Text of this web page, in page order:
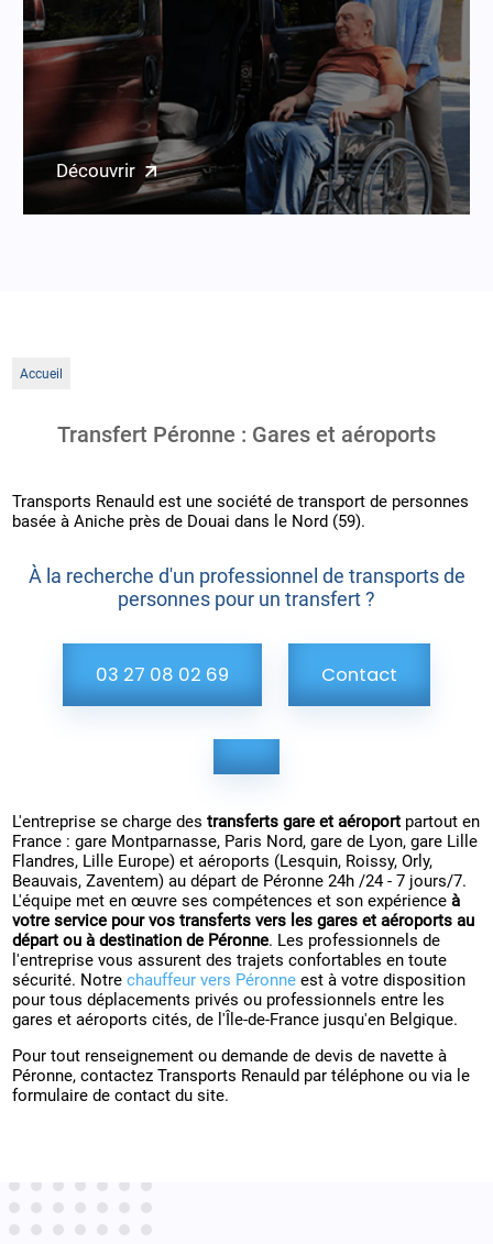
Découvrir
Accueil
Transfert Péronne : Gares et aéroports
Transports Renauld est une société de transport de personnes
basée à Aniche près de Douai dans le Nord (59).
À la recherche d'un professionnel de transports de
personnes pour un transfert ?
03 27 08 02 69 Contact
L'entreprise se charge destransferts gare et aéroport partout en
France : gare Montparnasse, Paris Nord, gare de Lyon, gare Lille
Flandres, Lille Europe) et aéroports (Lesquin, Roissy, Orly,
Beauvais, Zaventem) au départ de Péronne 24h /24 - 7 jours/7.
L'équipe met en œuvre ses compétences et son expérience à
votre service pour vos transferts vers les gares et aéroports au
départ ou à destination de Péronne. Les professionnels de
l'entreprise vous assurent des trajets confortables en toute
sécurité. Notrechauffeur vers Péronne est à votre disposition
pour tous déplacements privés ou professionnels entre les
gares et aéroports cités, de l'Île-de-France jusqu'en Belgique.
Pour tout renseignement ou demande de devis de navette à
Péronne, contactez Transports Renauld par téléphone ou via le
formulaire de contact du site.